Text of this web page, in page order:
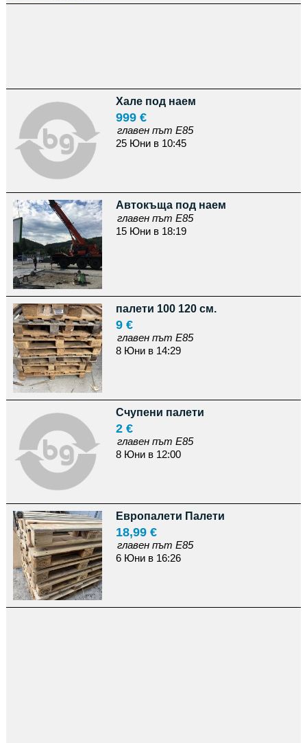
Хале под наем
999 €
главен път Е85
25 Юни в 10:45
Автокъща под наем
главен път Е85
15 Юни в 18:19
палети 100 120 см.
9 €
главен път Е85
8 Юни в 14:29
Счупени палети
2 €
главен път Е85
8 Юни в 12:00
Европалети Палети
18,99 €
главен път Е85
6 Юни в 16:26